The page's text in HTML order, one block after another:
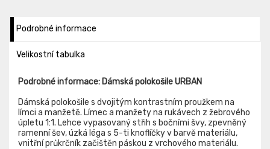
Podrobné informace
Velikostní tabulka
Podrobné informace: Dámská polokošile URBAN
Dámská polokošile s dvojitým kontrastním proužkem na
límci a manžetě. Límec a manžety na rukávech z žebrového
úpletu 1:1. Lehce vypasovaný střih s bočními švy, zpevněný
ramenní šev, úzká léga s 5-ti knoflíčky v barvě materiálu,
vnitřní průkrčník začištěn páskou z vrchového materiálu.